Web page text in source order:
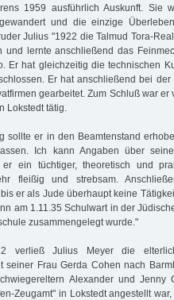
1959 ausführlich Auskunft. Sie
und die einzige
Julius "1922 die Talmud Tora-
und lernte anschließend das
Er hat gleichzeitig die technischen
Er hat anschließend bei der
gearbeitet. Zum Schluß war er
Lokstedt tätig.
sollte er in den Beamtenstand
Ich kann Angaben über
ein tüchtiger, theoretisch und
fleißig und strebsam.
er als Jude überhaupt keine
am 1.11.35 Schulwart in der
zusammengelegt wurde."
verließ Julius Meyer die
seiner Frau Gerda Cohen nach
Alexander und Jenny
Zeugamt" in Lokstedt angestellt